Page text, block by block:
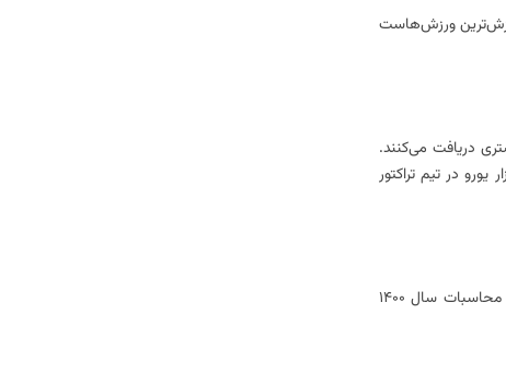
ورزش‌‌هاست
دریافت می‌کنند.
حدود دو تا سه میلیارد دریافت می‌کند. دانیال اسماعیلی فر از تیم سپاهان هفت میلیارد حقوق می‌گیرد. درآمد مسعود شجاعی ۵۵۰ هزار یورو در تیم تراکتور
عموما در ایران رقابت بین این دو تیم بسیار شدید و در بین مردم و طرفداران هر تیم کشمکش‌های زیادی وجود دارد. با صرف‌ نظر از بیان تیم بهتر، با توجه به محاسبات سال ۱۴۰۰